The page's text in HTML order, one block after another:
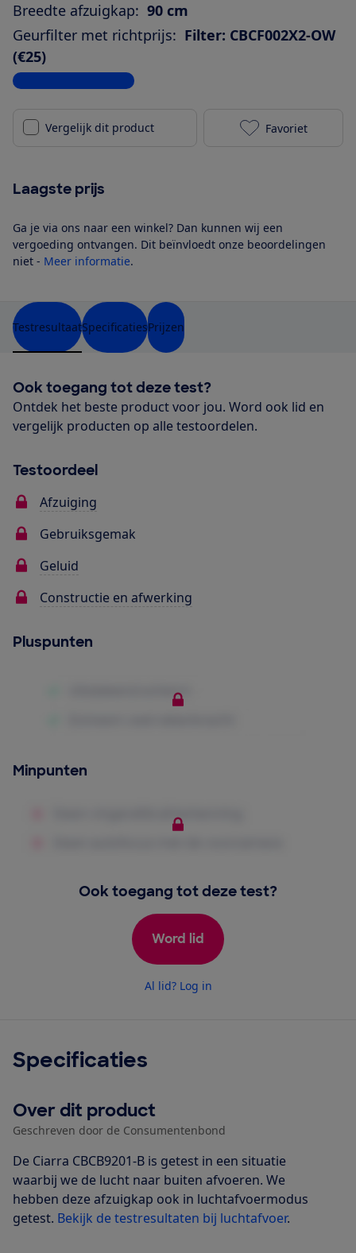
Breedte afzuigkap: 90 cm
Geurfilter met richtprijs: Filter: CBCF002X2-OW
(€25)
Bekijk alle specificaties
Vergelijk dit product Ciarra
Favoriet
Laagste prijs
Ga je via ons naar een winkel? Dan kunnen wij een
vergoeding ontvangen. Dit beïnvloedt onze beoordelingen
niet - Meer informatie.
TestresultaatSpecificatiesPrijzen
Ook toegang tot deze test?
Ontdek het beste product voor jou. Word ook lid en
vergelijk producten op alle testoordelen.
Testoordeel
Afzuiging
Gebruiksgemak
Geluid
Constructie en afwerking
Pluspunten
Minpunten
Ook toegang tot deze test?
Word lid
Al lid? Log in
Specificaties
Over dit product
Geschreven door de Consumentenbond
De Ciarra CBCB9201-B is getest in een situatie
waarbij we de lucht naar buiten afvoeren. We
hebben deze afzuigkap ook in luchtafvoermodus
getest. Bekijk de testresultaten bij luchtafvoer.